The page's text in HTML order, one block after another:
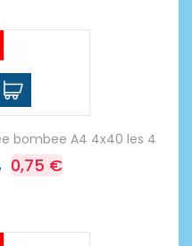
bombee A4 4x40 les 4
0,75 €